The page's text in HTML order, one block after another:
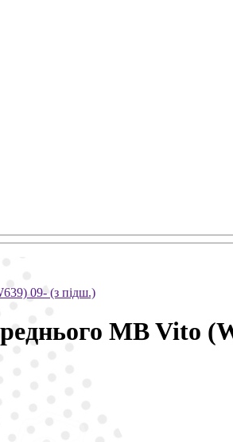
09- (з підш.)
MB Vito